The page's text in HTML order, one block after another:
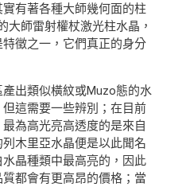
有著各種大師幾何面的柱
大師雷射權杖激光柱水晶，
徵之一，它們真正的身分
出類似橫紋或Muzo態的水
這需要一些辨別；在目前
為高光亮高透度的是來自
木里亞水晶便是以此聞名
晶種類中最高亮的，因此
都會有更高昂的價格；當